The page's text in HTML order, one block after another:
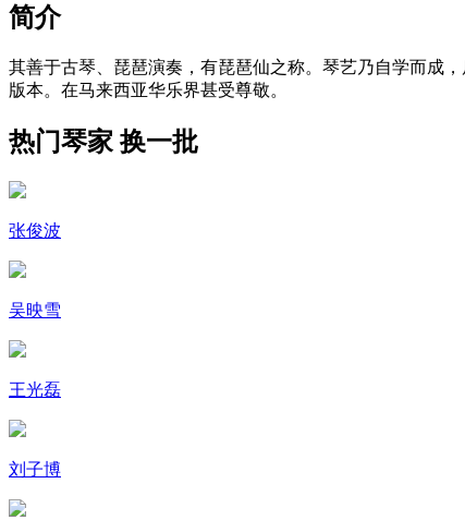
简介
其善于古琴、琵琶演奏，有琵琶仙之称。琴艺乃自学而成
版本。在马来西亚华乐界甚受尊敬。
热门琴家换一批
张俊波
吴映雪
王光磊
刘子博